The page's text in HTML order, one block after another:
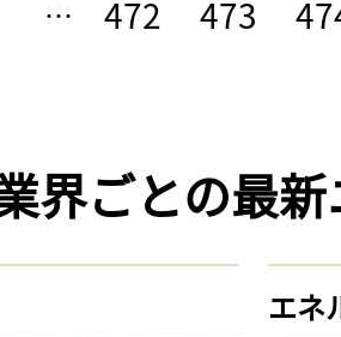
… 472 473
界ごとの最
エネ